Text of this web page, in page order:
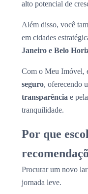
alto potencial de
Além disso, você
em cidades
Janeiro e Belo
Com o Meu Imóvel,
seguro, oferecendo
transparência e pela
tranquilidade.
Por que
Procurar um novo
jornada leve.